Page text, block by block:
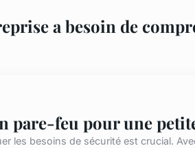
a besoin de
pare-feu pour une
les besoins de sécurité est crucial.